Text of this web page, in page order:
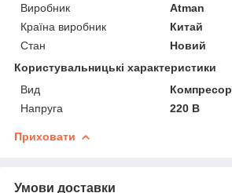
Виробник
Atman
Країна виробник
Китай
Стан
Новий
Користувальницькі характеристики
Вид
Компресор
Напруга
220 В
Приховати
Умови доставки